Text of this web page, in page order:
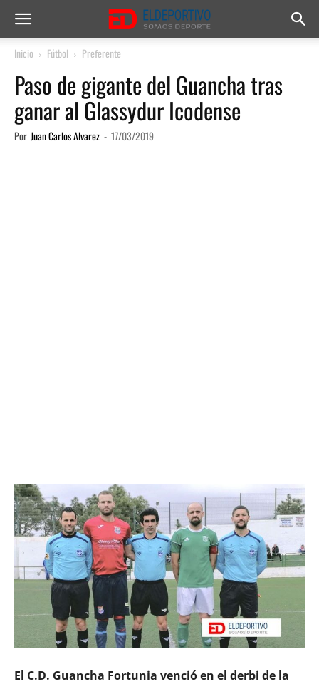
Inicio Fútbol Preferente
Paso de gigante del Guancha tras
ganar al Glassydur Icodense
Por Juan Carlos Alvarez - 17/03/2019
El C.D. Guancha Fortunia venció en el derbi de la